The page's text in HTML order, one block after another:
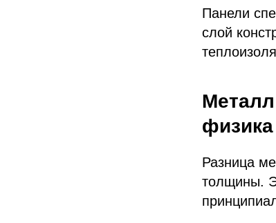
Панели
слой
физика
Разница
толщины.